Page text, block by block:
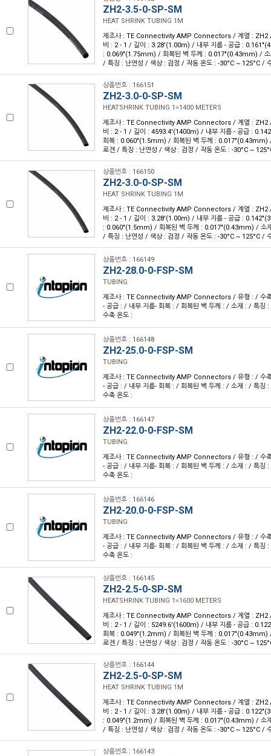
ZH2-3.5-0-SP-SM
HEAT SHRINK TUBING 1M
제조사 : TE Connectivity AMP Connectors / 계열 : ZH2
비 : 2 - 1 / 길이 : 3.28'(1.00m) / 내부 지름 - 공급 :
: 0.069"(1.75mm) / 회복된 벽 두께 : 0.017"(0.43mm) / 소
/ 특징 : 난연성 / 색상 : 검정 / 작동 온도 : -30°C ~ 125°C /
상품번호 : 166151
ZH2-3.0-0-SP-SM
HEATSHRINK TUBING 1=1400 METERS
제조사 : TE Connectivity AMP Connectors / 계열 : ZH2
비 : 2 - 1 / 길이 : 4593.4'(1400m) / 내부 지름 - 공급 :
회복 : 0.060"(1.5mm) / 회복된 벽 두께 : 0.017"(0.43mm)
로겐 / 특징 : 난연성 / 색상 : 검정 / 작동 온도 : -30°C ~
상품번호 : 166150
ZH2-3.0-0-SP-SM
HEAT SHRINK TUBING 1M
제조사 : TE Connectivity AMP Connectors / 계열 : ZH2
비 : 2 - 1 / 길이 : 3.28'(1.00m) / 내부 지름 - 공급 :
: 0.060"(1.5mm) / 회복된 벽 두께 : 0.017"(0.43mm) / 소
/ 특징 : 난연성 / 색상 : 검정 / 작동 온도 : -30°C ~ 125°C /
상품번호 : 166149
ZH2-28.0-0-FSP-SM
TUBING
제조사 : TE Connectivity AMP Connectors / 유형 : / 수
- 공급 : / 내부 지름- 회복 : / 회복된 벽 두께 : / 소재 : / 특징
수축 온도 :
상품번호 : 166148
ZH2-25.0-0-FSP-SM
TUBING
제조사 : TE Connectivity AMP Connectors / 유형 : / 수
- 공급 : / 내부 지름- 회복 : / 회복된 벽 두께 : / 소재 : / 특징
수축 온도 :
상품번호 : 166147
ZH2-22.0-0-FSP-SM
TUBING
제조사 : TE Connectivity AMP Connectors / 유형 : / 수
- 공급 : / 내부 지름- 회복 : / 회복된 벽 두께 : / 소재 : / 특징
수축 온도 :
상품번호 : 166146
ZH2-20.0-0-FSP-SM
TUBING
제조사 : TE Connectivity AMP Connectors / 유형 : / 수
- 공급 : / 내부 지름- 회복 : / 회복된 벽 두께 : / 소재 : / 특징
수축 온도 :
상품번호 : 166145
ZH2-2.5-0-SP-SM
HEATSHRINK TUBING 1=1600 METERS
제조사 : TE Connectivity AMP Connectors / 계열 : ZH2
비 : 2 - 1 / 길이 : 5249.6'(1600m) / 내부 지름 - 공급 :
회복 : 0.049"(1.2mm) / 회복된 벽 두께 : 0.017"(0.43mm)
로겐 / 특징 : 난연성 / 색상 : 검정 / 작동 온도 : -30°C ~
상품번호 : 166144
ZH2-2.5-0-SP-SM
HEAT SHRINK TUBING 1M
제조사 : TE Connectivity AMP Connectors / 계열 : ZH2
비 : 2 - 1 / 길이 : 3.28'(1.00m) / 내부 지름 - 공급 :
: 0.049"(1.2mm) / 회복된 벽 두께 : 0.017"(0.43mm) / 소
/ 특징 : 난연성 / 색상 : 검정 / 작동 온도 : -30°C ~ 125°C /
상품번호 : 166143